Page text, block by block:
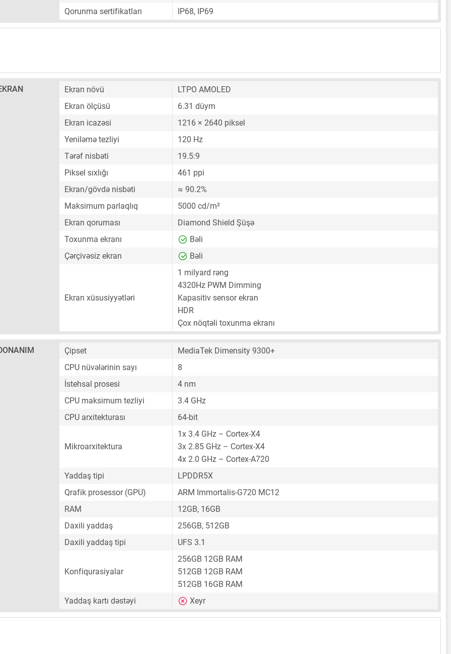
Qorunma sertifikatları
IP68, IP69
Ekran növü
LTPO AMOLED
Ekran ölçüsü
6.31 düym
Ekran icazəsi
1216 × 2640 piksel
Yeniləmə tezliyi
120 Hz
Tərəf nisbəti
19.5:9
Piksel sıxlığı
461 ppi
Ekran/gövdə nisbəti
≈ 90.2%
Maksimum parlaqlıq
5000 cd/m²
Ekran qoruması
Diamond Shield Şüşə
Toxunma ekranı
Bəli
Çərçivəsiz ekran
Bəli
Ekran xüsusiyyətləri
1 milyard rəng
4320Hz PWM Dimming
Kapasitiv sensor ekran
HDR
Çox nöqtəli toxunma ekranı
Çipset
MediaTek Dimensity 9300+
CPU nüvələrinin sayı
8
İstehsal prosesi
4 nm
CPU maksimum tezliyi
3.4 GHz
CPU arxitekturası
64-bit
Mikroarxitektura
1x 3.4 GHz – Cortex-X4
3x 2.85 GHz – Cortex-X4
4x 2.0 GHz – Cortex-A720
Yaddaş tipi
LPDDR5X
Qrafik prosessor (GPU)
ARM Immortalis-G720 MC12
RAM
12GB, 16GB
Daxili yaddaş
256GB, 512GB
Daxili yaddaş tipi
UFS 3.1
Konfiqurasiyalar
256GB 12GB RAM
512GB 12GB RAM
512GB 16GB RAM
Yaddaş kartı dəstəyi
Xeyr